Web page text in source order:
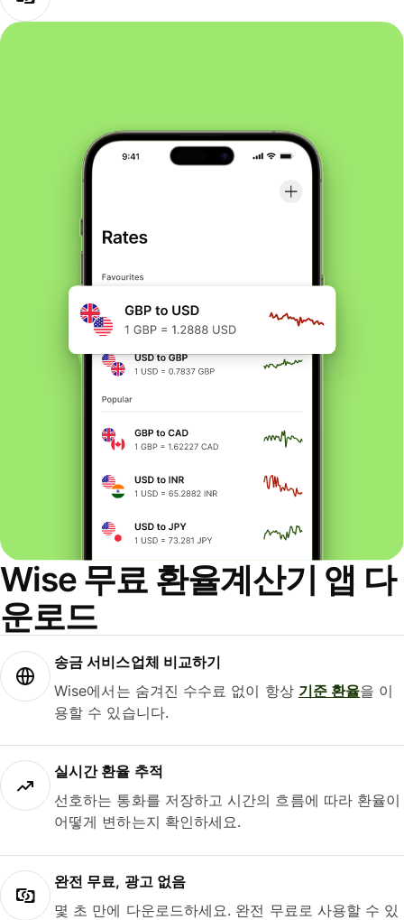
Wise 무료 환율계산기 앱 다
운로드
송금 서비스업체 비교하기
Wise에서는 숨겨진 수수료 없이 항상 기준 환율을 이
용할 수 있습니다.
실시간 환율 추적
선호하는 통화를 저장하고 시간의 흐름에 따라 환율이
어떻게 변하는지 확인하세요.
완전 무료, 광고 없음
몇 초 만에 다운로드하세요. 완전 무료로 사용할 수 있